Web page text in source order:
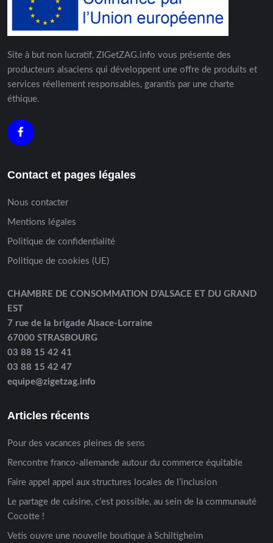
Site à but non lucratif, ZIGetZAG.info vous présente des
producteurs alsaciens qui développent une offre de produits et
services réellement responsables, garantis par une charte
éthique.
Contact et pages légales
Nous contacter
Mentions légales
Politique de confidentialité
Politique de cookies (UE)
CHAMBRE DE CONSOMMATION D’ALSACE ET DU GRAND
EST
7 rue de la brigade Alsace-Lorraine
67000 STRASBOURG
03 88 15 42 41
03 88 15 42 47
equipe@zigetzag.info
Articles récents
Pour des vacances pleines de sens
Rencontre franco-allemande autour du commerce équitable
Faire appel appel aux structures locales de l’inclusion
Le partage de cuisine, c’est possible, au sein de la communauté
Cocotte !
Vetis ouvre une nouvelle boutique à Schiltigheim